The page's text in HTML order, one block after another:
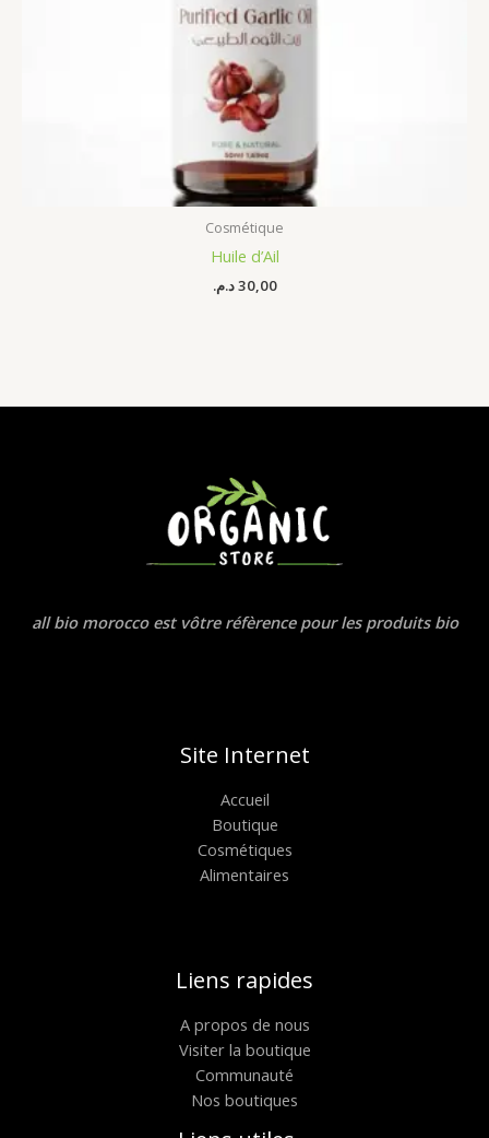
Cosmétique
Huile d’Ail
30,00د.م.
all bio morocco est vôtre réfèrence pour les produits bio
Site Internet
Accueil
Boutique
Cosmétiques
Alimentaires
Liens rapides
A propos de nous
Visiter la boutique
Communauté
Nos boutiques